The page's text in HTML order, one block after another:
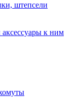
штепсели
к ним